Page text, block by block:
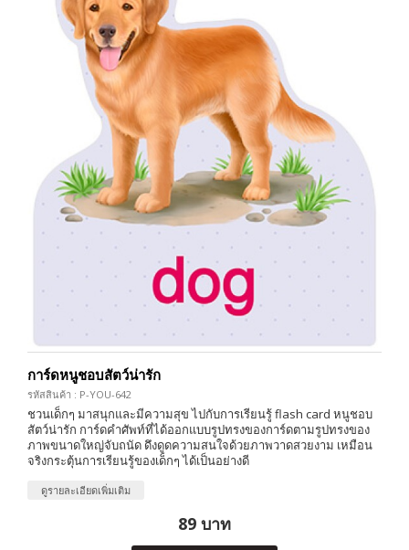
การ์ดหนูชอบสัตว์น่ารัก
รหัสสินค้า : P-YOU-642
ชวนเด็กๆ มาสนุกและมีความสุข ไปกับการเรียนรู้ flash card หนูชอบ
สัตว์น่ารัก การ์ดคำศัพท์ที่ได้ออกแบบรูปทรงของการ์ดตามรูปทรงของ
ภาพขนาดใหญ่จับถนัด ดึงดูดความสนใจด้วยภาพวาดสวยงาม เหมือน
จริงกระตุ้นการเรียนรู้ของเด็กๆ ได้เป็นอย่างดี
ดูรายละเอียดเพิ่มเติม
89 บาท